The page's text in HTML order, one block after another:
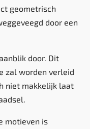
geometrisch
door een
door. Dit
zal worden verleid
niet makkelijk laat
motieven is